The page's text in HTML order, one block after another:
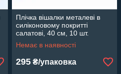
Плічка вішалки металеві в
силіконовому покритті
салатові, 40 см, 10 шт.
Немає в наявності
295 ₴/упаковка